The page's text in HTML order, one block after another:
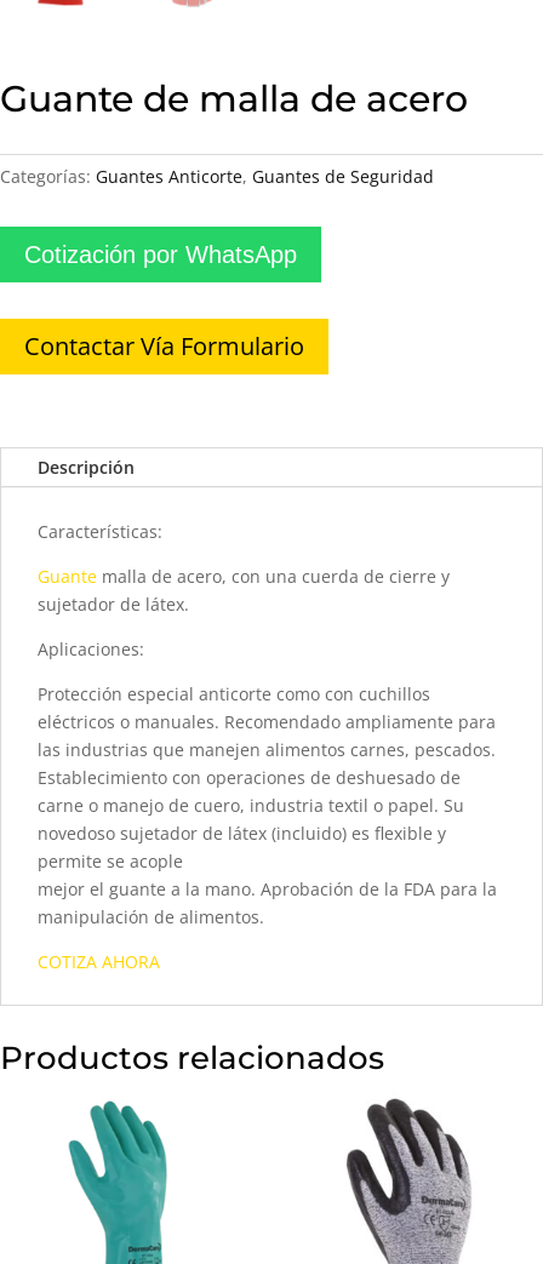
Guante de malla de acero
Categorías: Guantes Anticorte, Guantes de Seguridad
Cotización por WhatsApp
Contactar Vía Formulario
Descripción
Características:
Guante malla de acero, con una cuerda de cierre y
sujetador de látex.
Aplicaciones:
Protección especial anticorte como con cuchillos
eléctricos o manuales. Recomendado ampliamente para
las industrias que manejen alimentos carnes, pescados.
Establecimiento con operaciones de deshuesado de
carne o manejo de cuero, industria textil o papel. Su
novedoso sujetador de látex (incluido) es flexible y
permite se acople
mejor el guante a la mano. Aprobación de la FDA para la
manipulación de alimentos.
COTIZA AHORA
Productos relacionados